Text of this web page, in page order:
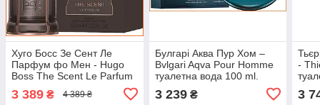
Хуго Босс Зе Сент Ле
Парфум фо Мен - Hugo
Boss The Scent Le Parfum
вода 100 ml.
3 389 ₴ 4 389 ₴
Булгарі Аква Пур Хом –
Bvlgari Aqva Pour Homme
туалетна вода 100 ml.
3 239₴
-
3